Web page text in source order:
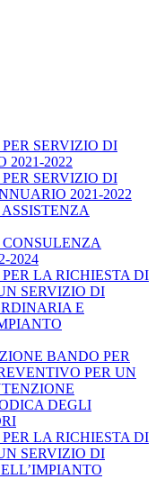
SERVIZIO DI
2021-2022
SERVIZIO DI
2021-2022
2024
LA RICHIESTA DI
SERVIZIO DI
E
BANDO PER
PER UN
DEGLI
LA RICHIESTA DI
SERVIZIO DI